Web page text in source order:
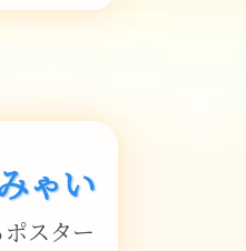
ゃい
スター